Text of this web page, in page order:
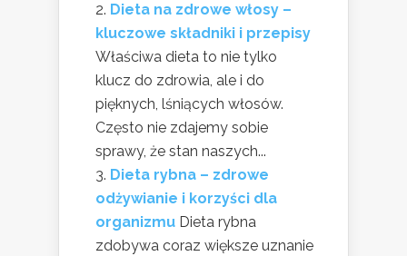
Dieta na zdrowe włosy –
kluczowe składniki i przepisy
Właściwa dieta to nie tylko
klucz do zdrowia, ale i do
pięknych, lśniących włosów.
Często nie zdajemy sobie
sprawy, że stan naszych...
Dieta rybna – zdrowe
odżywianie i korzyści dla
organizmu Dieta rybna
zdobywa coraz większe uznanie